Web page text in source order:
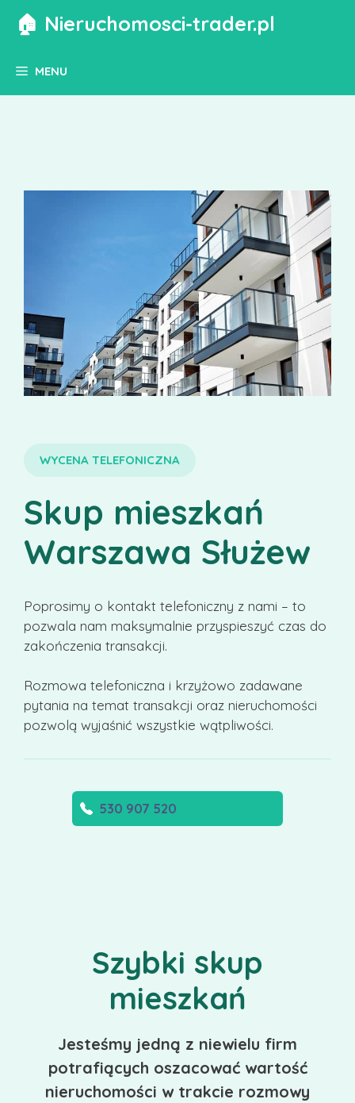
Przejdź
🏠 Nieruchomosci-trader.pl
MENU
WYCENA TELEFONICZNA
Skup mieszkań
Warszawa Służew
Poprosimy o kontakt telefoniczny z nami – to
pozwala nam maksymalnie przyspieszyć czas do
zakończenia transakcji.
Rozmowa telefoniczna i krzyżowo zadawane
pytania na temat transakcji oraz nieruchomości
pozwolą wyjaśnić wszystkie wątpliwości.
530 907 520
Szybki skup
mieszkań
Jesteśmy jedną z niewielu firm
potrafiących oszacować wartość
nieruchomości w trakcie rozmowy